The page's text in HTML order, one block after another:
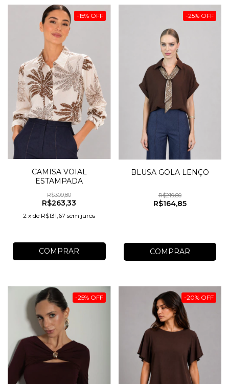
-15% OFF
CAMISA VOIAL
ESTAMPADA
R$309,80
R$263,33
2 xde R$131,67 sem juros
COMPRAR
-25% OFF
BLUSA GOLA LENÇO
R$219,80
R$164,85
COMPRAR
-25% OFF -20% OFF